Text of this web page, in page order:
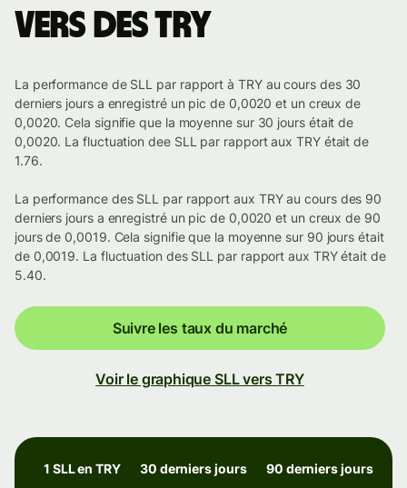
vers des TRY
La performance de SLL par rapport à TRY au cours des 30
derniers jours a enregistré un pic de 0,0020 et un creux de
0,0020. Cela signifie que la moyenne sur 30 jours était de
0,0020. La fluctuation dee SLL par rapport aux TRY était de
1.76.
La performance des SLL par rapport aux TRY au cours des 90
derniers jours a enregistré un pic de 0,0020 et un creux de 90
jours de 0,0019. Cela signifie que la moyenne sur 90 jours était
de 0,0019. La fluctuation des SLL par rapport aux TRY était de
5.40.
Suivre les taux du marché
Voir le graphique SLL vers TRY
1 SLL en TRY 30 derniers jours 90 derniers jours